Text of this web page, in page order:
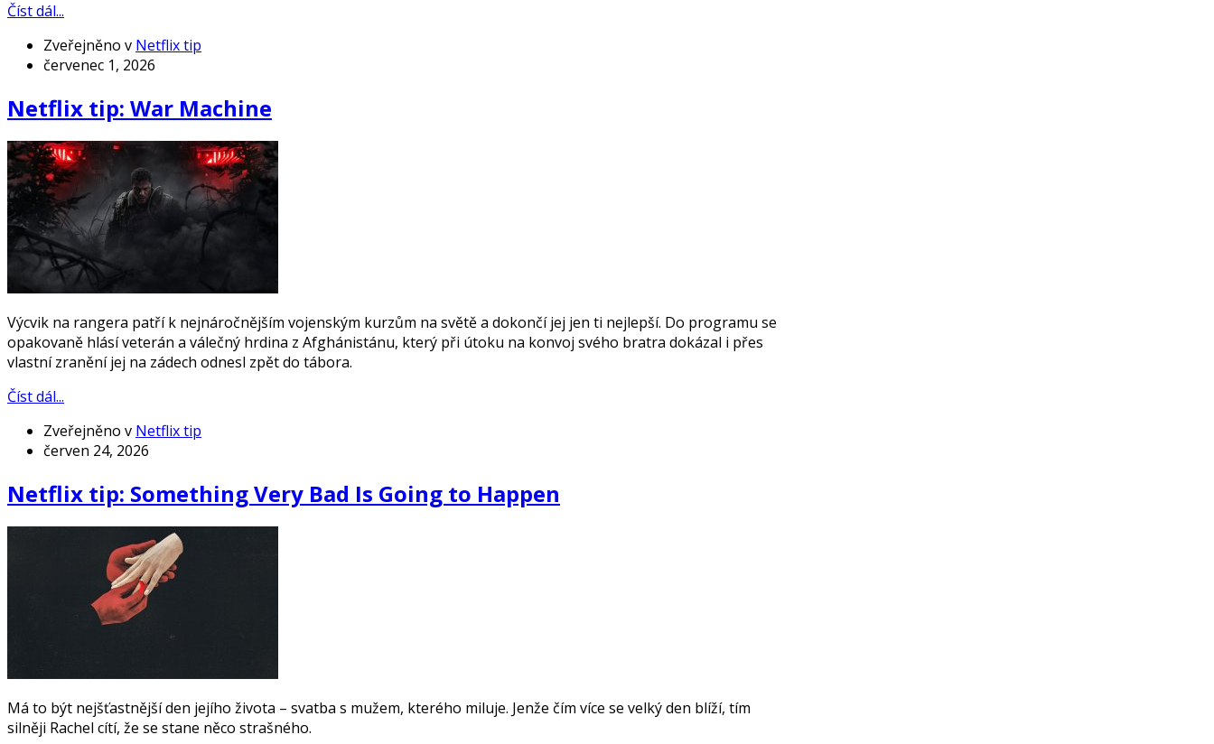
Číst dál...
Zveřejněno v Netflix tip
červenec 1, 2026
Netflix tip: War Machine
Výcvik na rangera patří k nejnáročnějším vojenským kurzům na světě a dokončí jej jen ti nejlepší. Do programu se
opakovaně hlásí veterán a válečný hrdina z Afghánistánu, který při útoku na konvoj svého bratra dokázal i přes
vlastní zranění jej na zádech odnesl zpět do tábora.
Číst dál...
Zveřejněno v Netflix tip
červen 24, 2026
Netflix tip: Something Very Bad Is Going to Happen
Má to být nejšťastnější den jejího života – svatba s mužem, kterého miluje. Jenže čím více se velký den blíží, tím
silněji Rachel cítí, že se stane něco strašného.